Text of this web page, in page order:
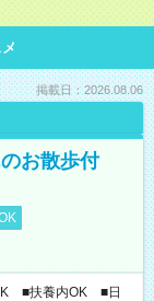
掲載日：2026.08.06
お散歩付
■扶養内OK ■日